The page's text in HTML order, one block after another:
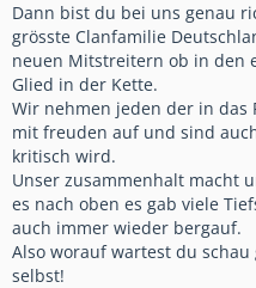
Dann bist du bei uns genau
grösste Clanfamilie
neuen Mitstreitern ob in den
Glied in der Kette.
Wir nehmen jeden der in das
mit freuden auf und sind
kritisch wird.
Unser zusammenhalt macht
es nach oben es gab viele
auch immer wieder bergauf.
Also worauf wartest du
selbst!